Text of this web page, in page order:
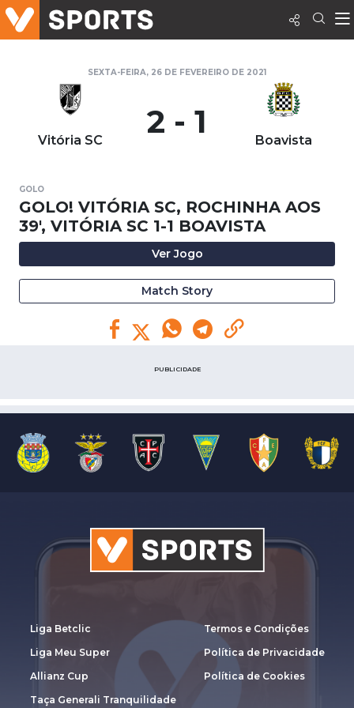
SEXTA-FEIRA, 26 DE FEVEREIRO DE 2021
Vitória SC 2 - 1 Boavista
GOLO
GOLO! VITÓRIA SC, ROCHINHA AOS
39', VITÓRIA SC 1-1 BOAVISTA
Ver Jogo
Match Story
PUBLICIDADE
Liga Betclic
Liga Meu Super
Allianz Cup
Taça Generali Tranquilidade
Termos e Condições
Política de Privacidade
Política de Cookies